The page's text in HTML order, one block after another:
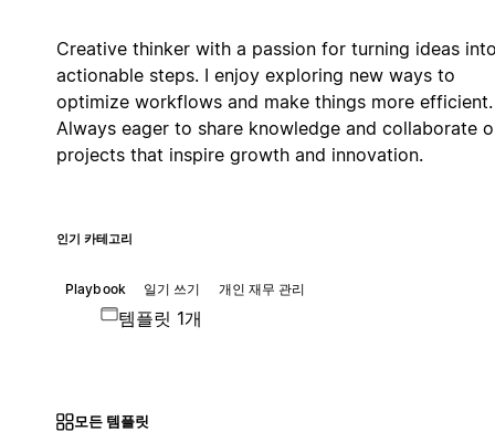
Creative thinker with a passion for turning ideas
actionable steps. I enjoy exploring new ways to
optimize workflows and make things more efficient.
Always eager to share knowledge and collaborate
projects that inspire growth and innovation.
인기 카테고리
Playbook 일기 쓰기 개인 재무 관리
템플릿 1개
모든 템플릿